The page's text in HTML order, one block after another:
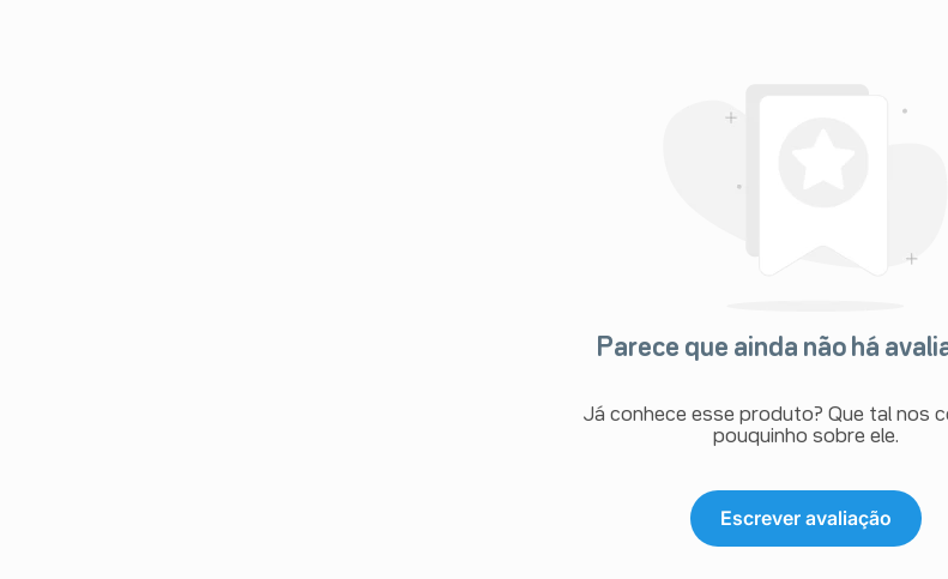
Parece que ainda não há
Já conhece esse produto? Que tal nos
pouquinho sobre ele.
Escrever avaliação